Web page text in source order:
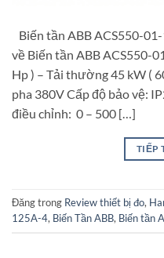
Biến tần ABB ACS550-
về Biến tần ABB ACS550-
Hp ) – Tải thường 45 kW (
pha 380V Cấp độ bảo vệ:
điều chỉnh: 0 – 500 […]
TIẾP
Đăng trong Review thiết bị đo,
125A-4, Biến Tần ABB, Biến tần